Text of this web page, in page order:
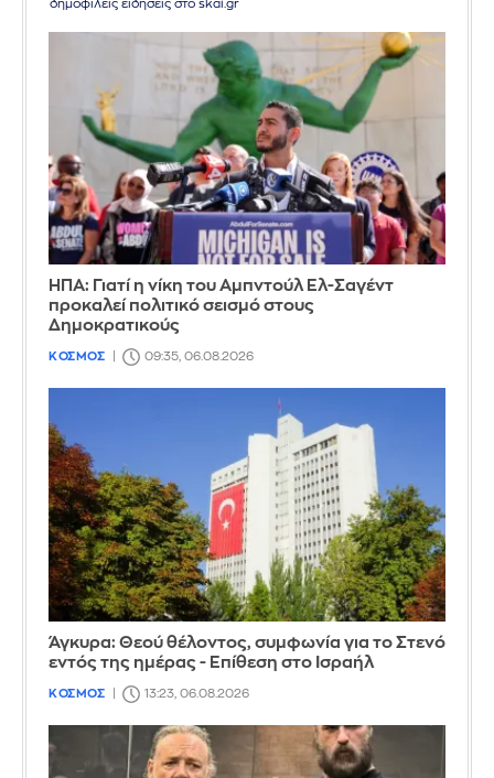
δημοφιλείς ειδήσεις στο skai.gr
ΗΠΑ: Γιατί η νίκη του Αμπντούλ Ελ-Σαγέντ
προκαλεί πολιτικό σεισμό στους
Δημοκρατικούς
ΚΟΣΜΟΣ 09:35, 06.08.2026
Άγκυρα: Θεού θέλοντος, συμφωνία για το Στενό
εντός της ημέρας - Επίθεση στο Ισραήλ
ΚΟΣΜΟΣ 13:23, 06.08.2026